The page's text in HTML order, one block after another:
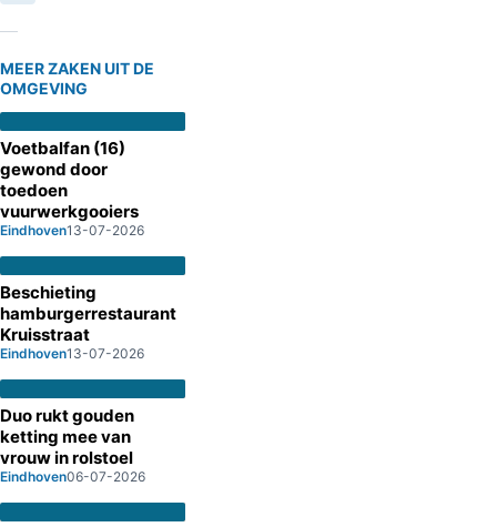
MEER ZAKEN UIT DE
OMGEVING
Voetbalfan (16)
gewond door
toedoen
vuurwerkgooiers
Eindhoven13-07-2026
Beschieting
hamburgerrestaurant
Kruisstraat
Eindhoven13-07-2026
Duo rukt gouden
ketting mee van
vrouw in rolstoel
Eindhoven06-07-2026